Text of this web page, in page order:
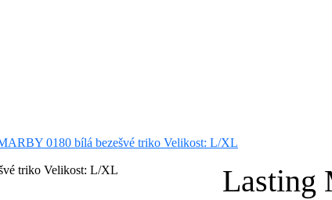
0180 bílá bezešvé triko Velikost: L/XL
Lasting